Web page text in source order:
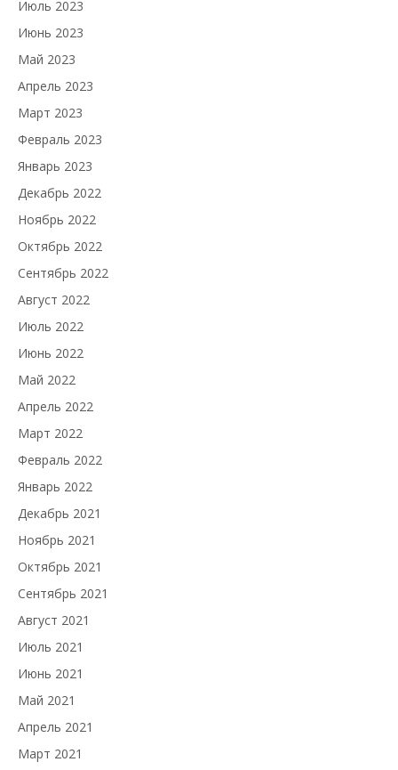
Июль 2023
Июнь 2023
Май 2023
Апрель 2023
Март 2023
Февраль 2023
Январь 2023
Декабрь 2022
Ноябрь 2022
Октябрь 2022
Сентябрь 2022
Август 2022
Июль 2022
Июнь 2022
Май 2022
Апрель 2022
Март 2022
Февраль 2022
Январь 2022
Декабрь 2021
Ноябрь 2021
Октябрь 2021
Сентябрь 2021
Август 2021
Июль 2021
Июнь 2021
Май 2021
Апрель 2021
Март 2021